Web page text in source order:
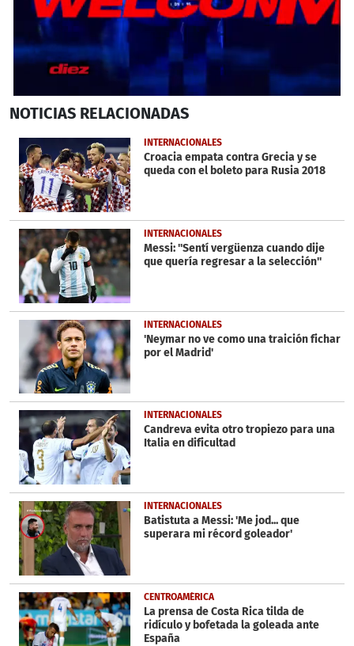
seconds
31
seconds
NOTICIAS RELACIONADAS
INTERNACIONALES
Croacia empata contra Grecia y se
queda con el boleto para Rusia 2018
INTERNACIONALES
Messi: ''Sentí vergüenza cuando dije
que quería regresar a la selección''
INTERNACIONALES
'Neymar no ve como una traición fichar
por el Madrid'
INTERNACIONALES
Candreva evita otro tropiezo para una
Italia en dificultad
INTERNACIONALES
Batistuta a Messi: 'Me jod... que
superara mi récord goleador'
CENTROAMÉRICA
La prensa de Costa Rica tilda de
ridículo y bofetada la goleada ante
España